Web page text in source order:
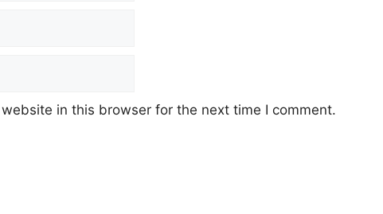
in this browser for the next time I comment.